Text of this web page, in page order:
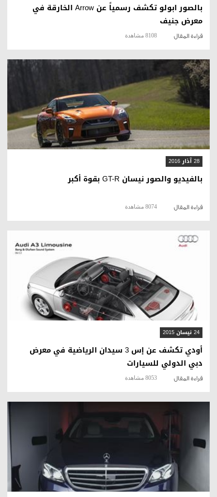
بالصور ابولو تكشف رسمياً عن Arrow الخارقة في
معرض جنيف
قراءة المقال 8108 مشاهدة
قراءة المقال
28 آذار 2016
بالفيديو والصور نيسان GT-R بقوة أكبر
قراءة المقال 8074 مشاهدة
قراءة المقال
24 نيسان 2015
أودي تكشف عن إس 3 سيدان الرياضية في معرض
دبي الدولي للسيارات
قراءة المقال 8053 مشاهدة